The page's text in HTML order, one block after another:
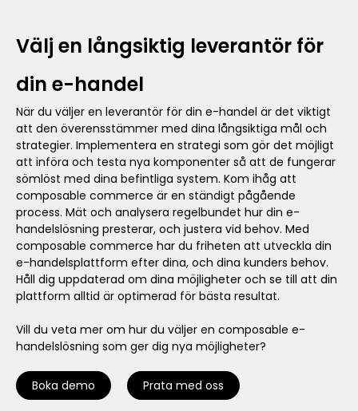
Välj en långsiktig leverantör för
din e-handel
När du väljer en leverantör för din e-handel är det viktigt
att den överensstämmer med dina långsiktiga mål och
strategier. Implementera en strategi som gör det möjligt
att införa och testa nya komponenter så att de fungerar
sömlöst med dina befintliga system. Kom ihåg att
composable commerce är en ständigt pågående
process. Mät och analysera regelbundet hur din e-
handelslösning presterar, och justera vid behov. Med
composable commerce har du friheten att utveckla din
e-handelsplattform efter dina, och dina kunders behov.
Håll dig uppdaterad om dina möjligheter och se till att din
plattform alltid är optimerad för bästa resultat.
Vill du veta mer om hur du väljer en composable e-
handelslösning som ger dig nya möjligheter?
Boka demo Prata med oss